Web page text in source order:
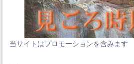
当サイトはプロモーションを含みます